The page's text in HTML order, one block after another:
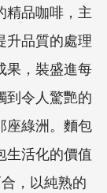
精品咖啡，主
升品質的處理
果，裝盛進每
到令人驚艷的
座綠洲。麵包
生活化的價值
，以純熟的